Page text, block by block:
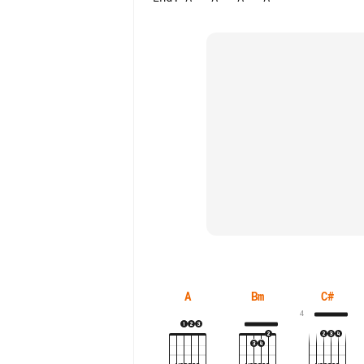
A Bm C#
4